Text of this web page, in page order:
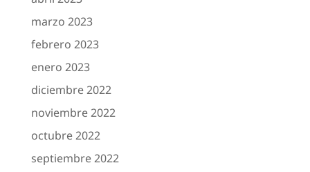
marzo 2023
febrero 2023
enero 2023
diciembre 2022
noviembre 2022
octubre 2022
septiembre 2022